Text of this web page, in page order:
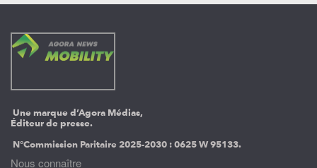
Une marque d’Agora Médias,
Éditeur de presse.
N°Commission Paritaire 2025-2030 :0625 W 95133.
Nous connaître